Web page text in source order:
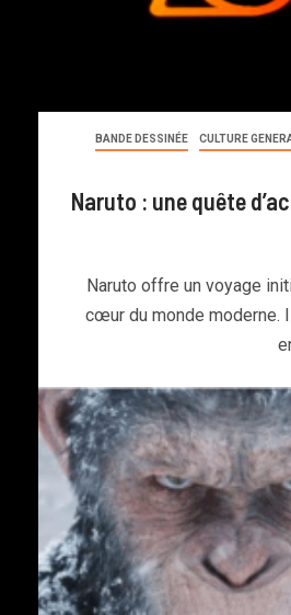
BANDE DESSINÉE CULTURE
Naruto : une quête
Naruto offre un voyage
cœur du monde moderne.